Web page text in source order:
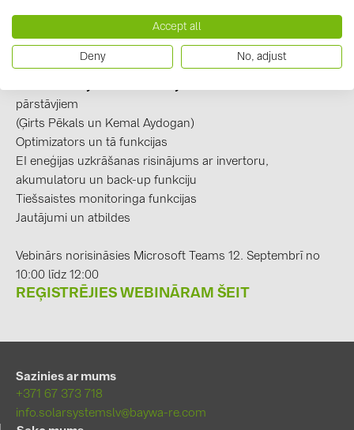
GROMTOR (32)
GoodWe (44)
HUAWEI (51)
JAsolar (6)
JINKO (1)
LEADER (6)
LONGi Solar (5)
PROJOY (3)
PRYSMIAN DRAKA (18)
QILOWATT (3)
SMA (1)
SolarEdge (2)
Solinteg (4)
samazināšanos.
*lūdzu, ņemiet vērā, ka webinārs notiks angļu valodā!
Vebināra programma:
pārstāvjiem
(Ģirts Pēkals un Kemal Aydogan)
Optimizators un tā funkcijas
EI eneģijas uzkrāšanas risinājums ar invertoru,
akumulatoru un back-up funkciju
Tiešsaistes monitoringa funkcijas
Jautājumi un atbildes
Vebinārs norisināsies Microsoft Teams 12. Septembrī no
10:00 līdz 12:00
REĢISTRĒJIES WEBINĀRAM ŠEIT
Sazinies ar mums
+371 67 373 718
info.solarsystemslv@baywa-re.com
Accept all
Deny No, adjust